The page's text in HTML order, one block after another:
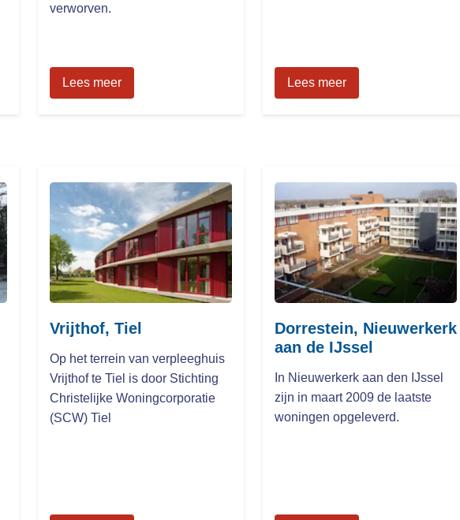
verworven.
Lees meer Lees meer
Vrijthof, Tiel
Op het terrein van verpleeghuis
Vrijthof te Tiel is door Stichting
Christelijke Woningcorporatie
(SCW) Tiel
Dorrestein, Nieuwerkerk
aan de IJssel
In Nieuwerkerk aan den IJssel
zijn in maart 2009 de laatste
woningen opgeleverd.